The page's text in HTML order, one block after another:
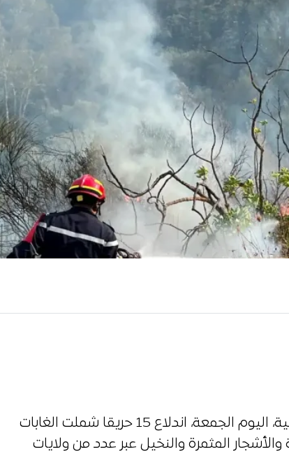
سجلت مصالح الحماية المدنية، اليوم الجمعة، اندلاع 15 حريقا شملت الغابات
والأشجار المثمرة والنخيل عبر عدد من ولايات